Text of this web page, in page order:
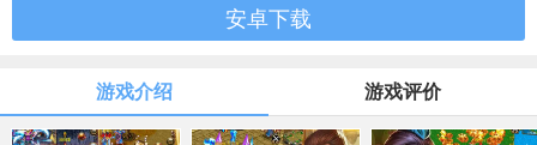
策略塔防
卡牌手游
国战手游
养成系列
安卓下载
游戏介绍 游戏评价